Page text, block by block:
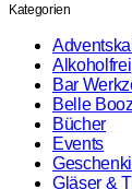
Kategorien
Alkoholfrei
Bar
Belle
Bücher
Events
Gläser &